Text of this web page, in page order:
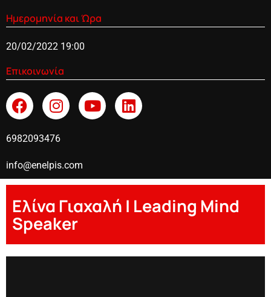
Ελίνα Γιαχαλή | Leading Mind
Speaker
Ημερομηνία και Ώρα
20/02/2022 19:00
Επικοινωνία
6982093476
info@enelpis.com